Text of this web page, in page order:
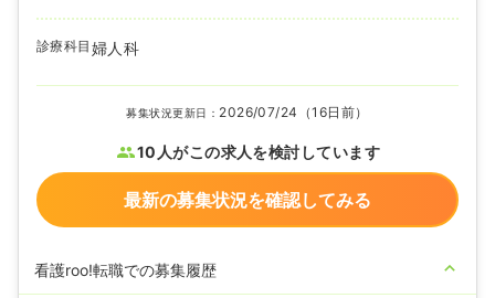
診療科目 婦人科
募集状況更新日： 2026/07/24（16日前）
10人がこの求人を検討しています
最新の募集状況を確認してみる
看護roo!転職での募集履歴